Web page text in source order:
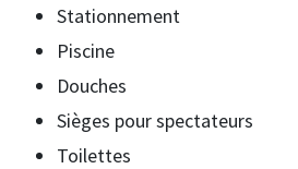
Stationnement
Piscine
Douches
Sièges pour spectateurs
Toilettes